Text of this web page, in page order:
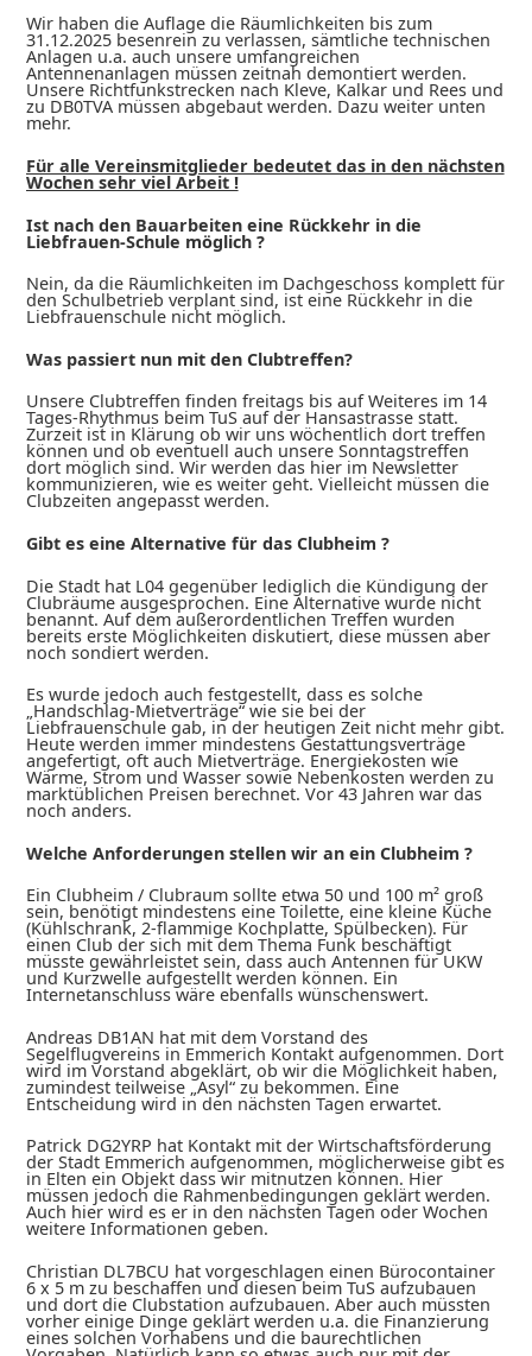
Wir haben die Auflage die Räumlichkeiten bis zum
31.12.2025 besenrein zu verlassen, sämtliche technischen
Anlagen u.a. auch unsere umfangreichen
Antennenanlagen müssen zeitnah demontiert werden.
Unsere Richtfunkstrecken nach Kleve, Kalkar und Rees und
zu DB0TVA müssen abgebaut werden. Dazu weiter unten
mehr.
Für alle Vereinsmitglieder bedeutet das in den nächsten
Wochen sehr viel Arbeit !
Ist nach den Bauarbeiten eine Rückkehr in die
Liebfrauen-Schule möglich ?
Nein, da die Räumlichkeiten im Dachgeschoss komplett für
den Schulbetrieb verplant sind, ist eine Rückkehr in die
Liebfrauenschule nicht möglich.
Was passiert nun mit den Clubtreffen?
Unsere Clubtreffen finden freitags bis auf Weiteres im 14
Tages-Rhythmus beim TuS auf der Hansastrasse statt.
Zurzeit ist in Klärung ob wir uns wöchentlich dort treffen
können und ob eventuell auch unsere Sonntagstreffen
dort möglich sind. Wir werden das hier im Newsletter
kommunizieren, wie es weiter geht. Vielleicht müssen die
Clubzeiten angepasst werden.
Gibt es eine Alternative für das Clubheim ?
Die Stadt hat L04 gegenüber lediglich die Kündigung der
Clubräume ausgesprochen. Eine Alternative wurde nicht
benannt. Auf dem außerordentlichen Treffen wurden
bereits erste Möglichkeiten diskutiert, diese müssen aber
noch sondiert werden.
Es wurde jedoch auch festgestellt, dass es solche
„Handschlag-Mietverträge“ wie sie bei der
Liebfrauenschule gab, in der heutigen Zeit nicht mehr gibt.
Heute werden immer mindestens Gestattungsverträge
angefertigt, oft auch Mietverträge. Energiekosten wie
Wärme, Strom und Wasser sowie Nebenkosten werden zu
marktüblichen Preisen berechnet. Vor 43 Jahren war das
noch anders.
Welche Anforderungen stellen wir an ein Clubheim ?
Ein Clubheim / Clubraum sollte etwa 50 und 100 m² groß
sein, benötigt mindestens eine Toilette, eine kleine Küche
(Kühlschrank, 2-flammige Kochplatte, Spülbecken). Für
einen Club der sich mit dem Thema Funk beschäftigt
müsste gewährleistet sein, dass auch Antennen für UKW
und Kurzwelle aufgestellt werden können. Ein
Internetanschluss wäre ebenfalls wünschenswert.
Andreas DB1AN hat mit dem Vorstand des
Segelflugvereins in Emmerich Kontakt aufgenommen. Dort
wird im Vorstand abgeklärt, ob wir die Möglichkeit haben,
zumindest teilweise „Asyl“ zu bekommen. Eine
Entscheidung wird in den nächsten Tagen erwartet.
Patrick DG2YRP hat Kontakt mit der Wirtschaftsförderung
der Stadt Emmerich aufgenommen, möglicherweise gibt es
in Elten ein Objekt dass wir mitnutzen können. Hier
müssen jedoch die Rahmenbedingungen geklärt werden.
Auch hier wird es er in den nächsten Tagen oder Wochen
weitere Informationen geben.
Christian DL7BCU hat vorgeschlagen einen Bürocontainer
6 x 5 m zu beschaffen und diesen beim TuS aufzubauen
und dort die Clubstation aufzubauen. Aber auch müssten
vorher einige Dinge geklärt werden u.a. die Finanzierung
eines solchen Vorhabens und die baurechtlichen